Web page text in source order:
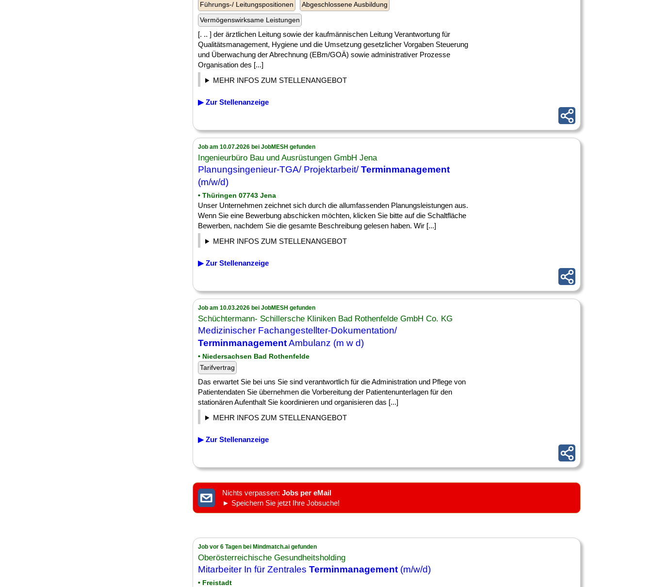
Führungs-/ Leitungspositionen
Abgeschlossene Ausbildung
Vermögenswirksame Leistungen
[. .. ] der ärztlichen Leitung sowie der kaufmännischen Leitung Verantwortung für
Qualitätsmanagement, Hygiene und die Umsetzung gesetzlicher Vorgaben Steuerung
und Überwachung der Abrechnung (EBm/GOÄ) sowie administrativer Prozesse
Organisation des [...]
MEHR INFOS ZUM STELLENANGEBOT
▶ Zur Stellenanzeige
Job am 10.07.2026 bei JobMESH gefunden
Ingenieurbüro Bau und Ausrüstungen GmbH Jena
Planungsingenieur-TGA/ Projektarbeit/Terminmanagement
(m/w/d)
• Thüringen 07743 Jena
Unser Unternehmen zeichnet sich durch die allumfassenden Planungsleistungen aus.
Wenn Sie eine Bewerbung abschicken möchten, klicken Sie bitte auf die Schaltfläche
Bewerben, nachdem Sie die gesamte Beschreibung gelesen haben. Wir [...]
MEHR INFOS ZUM STELLENANGEBOT
▶ Zur Stellenanzeige
Job am 10.03.2026 bei JobMESH gefunden
Schüchtermann- Schillersche Kliniken Bad Rothenfelde GmbH Co. KG
Medizinischer Fachangestellter-Dokumentation/
TerminmanagementAmbulanz (m w d)
• Niedersachsen Bad Rothenfelde
Tarifvertrag
Das erwartet Sie bei uns Sie sind verantwortlich für die Administration und Pflege von
Patientendaten Sie übernehmen die Vorbereitung der Patientenunterlagen für den
stationären Aufenthalt Sie koordinieren und organisieren das [...]
MEHR INFOS ZUM STELLENANGEBOT
▶ Zur Stellenanzeige
Nichts verpassen: Jobs per eMail
► Speichern Sie jetzt Ihre Jobsuche!
Job vor 6 Tagen bei Mindmatch.ai gefunden
Oberösterreichische Gesundheitsholding
Mitarbeiter In für Zentrales Terminmanagement (m/w/d)
• Freistadt